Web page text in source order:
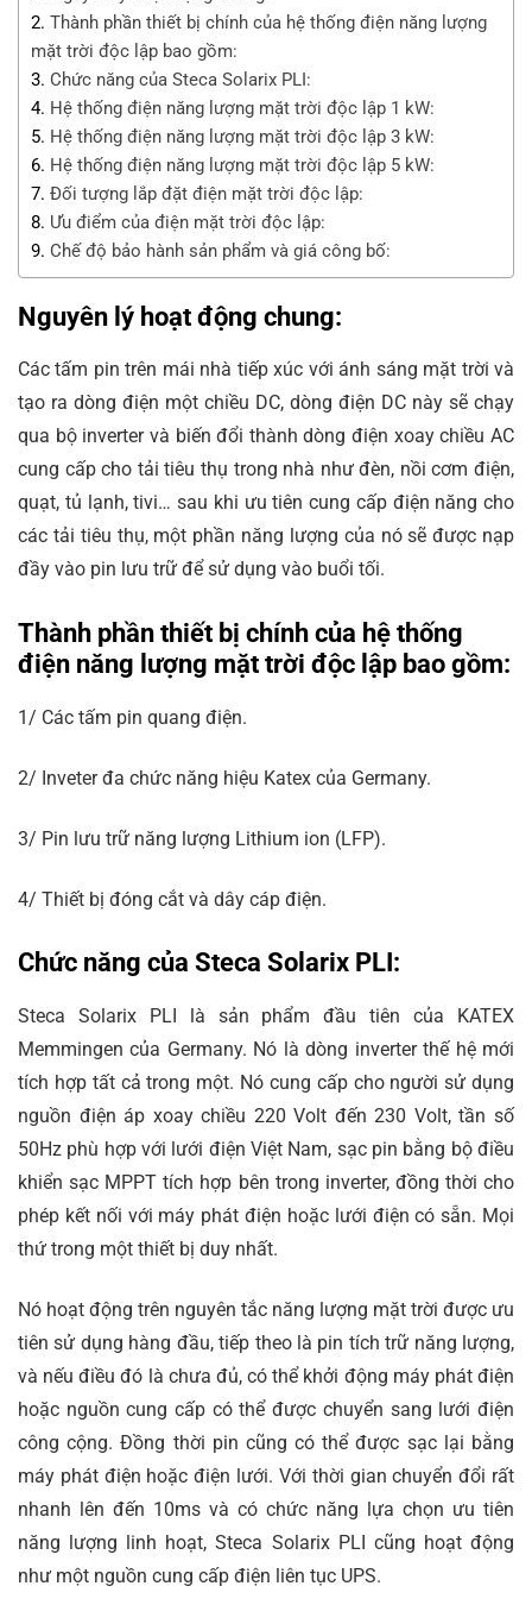
Thành phần thiết bị chính của hệ thống điện năng lượng
mặt trời độc lập bao gồm:
Chức năng của Steca Solarix PLI:
Hệ thống điện năng lượng mặt trời độc lập 1 kW:
Hệ thống điện năng lượng mặt trời độc lập 3 kW:
Hệ thống điện năng lượng mặt trời độc lập 5 kW:
Đối tượng lắp đặt điện mặt trời độc lập:
Ưu điểm của điện mặt trời độc lập:
Chế độ bảo hành sản phẩm và giá công bố:
Nguyên lý hoạt động chung:
Các tấm pin trên mái nhà tiếp xúc với ánh sáng mặt trời và
tạo ra dòng điện một chiều DC, dòng điện DC này sẽ chạy
qua bộ inverter và biến đổi thành dòng điện xoay chiều AC
cung cấp cho tải tiêu thụ trong nhà như đèn, nồi cơm điện,
quạt, tủ lạnh, tivi… sau khi ưu tiên cung cấp điện năng cho
các tải tiêu thụ, một phần năng lượng của nó sẽ được nạp
đầy vào pin lưu trữ để sử dụng vào buổi tối.
Thành phần thiết bị chính của hệ thống
điện năng lượng mặt trời độc lập bao gồm:
1/ Các tấm pin quang điện.
2/ Inveter đa chức năng hiệu Katex của Germany.
3/ Pin lưu trữ năng lượng Lithium ion (LFP).
4/ Thiết bị đóng cắt và dây cáp điện.
Chức năng của Steca Solarix PLI:
Steca Solarix PLI là sản phẩm đầu tiên của KATEX
Memmingen của Germany. Nó là dòng inverter thế hệ mới
tích hợp tất cả trong một. Nó cung cấp cho người sử dụng
nguồn điện áp xoay chiều 220 Volt đến 230 Volt, tần số
50Hz phù hợp với lưới điện Việt Nam, sạc pin bằng bộ điều
khiển sạc MPPT tích hợp bên trong inverter, đồng thời cho
phép kết nối với máy phát điện hoặc lưới điện có sẵn. Mọi
thứ trong một thiết bị duy nhất.
Nó hoạt động trên nguyên tắc năng lượng mặt trời được ưu
tiên sử dụng hàng đầu, tiếp theo là pin tích trữ năng lượng,
và nếu điều đó là chưa đủ, có thể khởi động máy phát điện
hoặc nguồn cung cấp có thể được chuyển sang lưới điện
công cộng. Đồng thời pin cũng có thể được sạc lại bằng
máy phát điện hoặc điện lưới. Với thời gian chuyển đổi rất
nhanh lên đến 10ms và có chức năng lựa chọn ưu tiên
năng lượng linh hoạt, Steca Solarix PLI cũng hoạt động
như một nguồn cung cấp điện liên tục UPS.